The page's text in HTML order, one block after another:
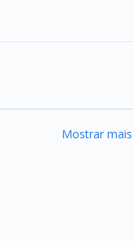
Mostrar